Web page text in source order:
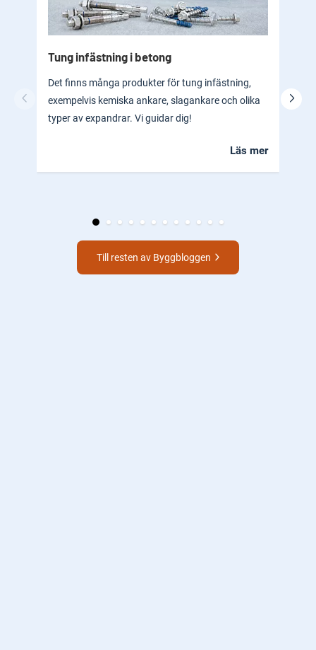
Tung infästning i betong
Det finns många produkter för tung infästning,
exempelvis kemiska ankare, slagankare och olika
typer av expandrar. Vi guidar dig!
Läs mer
Till resten av Byggbloggen